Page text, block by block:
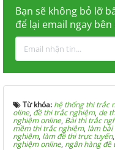
Bạn sẽ không bỏ lỡ
để lại email ngay
Từ khóa: hệ thống thi trắc
oline, đề thi trắc nghiệm, de
nghiệm online, Bài thi trắc
mềm thi trắc nghiệm, làm
nghiệm, làm đề thi trực tuyến,
nghiệm online, ngân hàng đề